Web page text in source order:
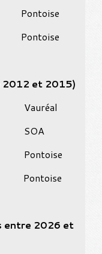
2012 et 2015)
Vauréal
SOA
Pontoise
Pontoise
entre 2026 et